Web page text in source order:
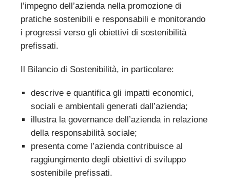
l’impegno dell’azienda nella promozione di
pratiche sostenibili e responsabili e monitorando
i progressi verso gli obiettivi di sostenibilità
prefissati.
Il Bilancio di Sostenibilità, in particolare:
descrive e quantifica gli impatti economici,
sociali e ambientali generati dall’azienda;
illustra la governance dell’azienda in relazione
della responsabilità sociale;
presenta come l’azienda contribuisce al
raggiungimento degli obiettivi di sviluppo
sostenibile prefissati.